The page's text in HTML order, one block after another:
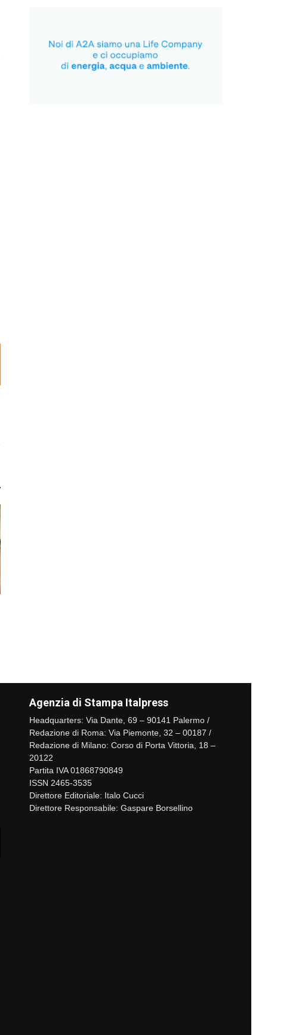
Agenzia di Stampa Italpress
Headquarters: Via Dante, 69 – 90141 Palermo /
Redazione di Roma: Via Piemonte, 32 – 00187 /
Redazione di Milano: Corso di Porta Vittoria, 18 –
20122
Partita IVA 01868790849
ISSN 2465-3535
Direttore Editoriale: Italo Cucci
Direttore Responsabile: Gaspare Borsellino